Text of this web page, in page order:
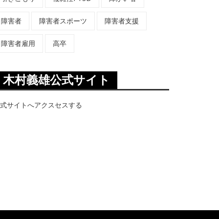
障害者 障害者スポーツ 障害者支援
障害者雇用 高卒
木村義雄公式サイト
サイトへアクスセスする